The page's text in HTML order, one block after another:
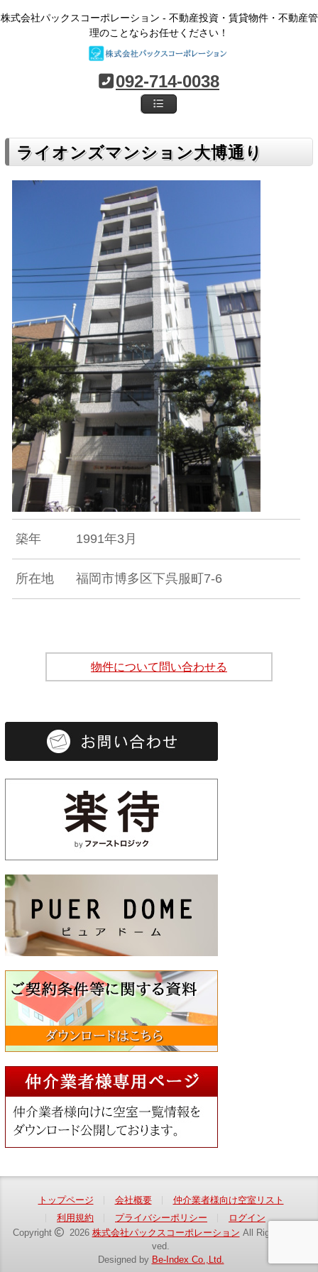
株式会社パックスコーポレーション - 不動産投資・賃貸物件・不動産管
理のことならお任せください！
092-714-0038
ライオンズマンション大博通り
築年 1991年3月
所在地 福岡市博多区下呉服町7-6
物件について問い合わせる
トップページ 会社概要
仲介業者様向け空室リスト
利用規約
プライバシーポリシー
ログイン
Copyright
2026 株式会社パックスコーポレーション All Rights Reser
ved.
Designed by Be-Index Co.,Ltd.